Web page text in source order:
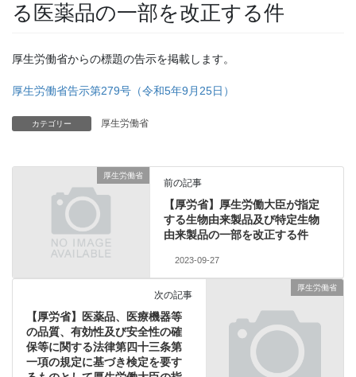
る医薬品の一部を改正する件
厚生労働省からの標題の告示を掲載します。
厚生労働省告示第279号（令和5年9月25日）
カテゴリー 厚生労働省
厚生労働省
前の記事
【厚労省】厚生労働大臣が指定
する生物由来製品及び特定生物
由来製品の一部を改正する件
2023-09-27
厚生労働省
次の記事
【厚労省】医薬品、医療機器等
の品質、有効性及び安全性の確
保等に関する法律第四十三条第
一項の規定に基づき検定を要す